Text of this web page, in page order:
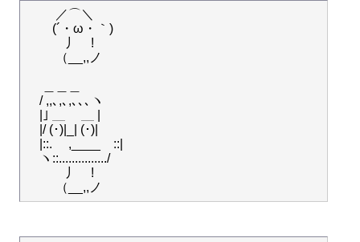
／⌒＼
(´・ω・｀)
丿　!
（__,,ノ
/ ,,､,､,､､､ヽ
|/ (･)|_| (･)|
|::.　 ,____　::|
ヽ::.............../
丿　!